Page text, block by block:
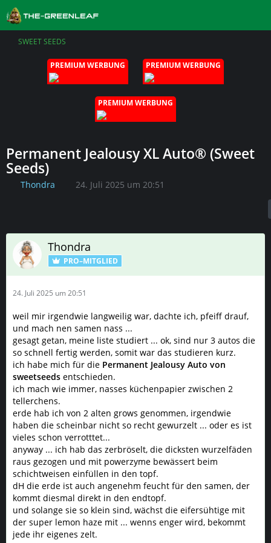
SWEET SEEDS
PREMIUM WERBUNG PREMIUM WERBUNG
PREMIUM WERBUNG
Permanent Jealousy XL Auto® (Sweet
Seeds)
Thondra 24. Juli 2025 um 20:51
Thondra
PRO–MITGLIED
24. Juli 2025 um 20:51
weil mir irgendwie langweilig war, dachte ich, pfeiff drauf,
und mach nen samen nass ...
gesagt getan, meine liste studiert ... ok, sind nur 3 autos die
so schnell fertig werden, somit war das studieren kurz.
ich habe mich für die Permanent Jealousy Auto von
sweetseeds entschieden.
ich mach wie immer, nasses küchenpapier zwischen 2
tellerchens.
erde hab ich von 2 alten grows genommen, irgendwie
haben die scheinbar nicht so recht gewurzelt ... oder es ist
vieles schon verrotttet...
anyway ... ich hab das zerbröselt, die dicksten wurzelfäden
raus gezogen und mit powerzyme bewässert beim
schichtweisen einfüllen in den topf.
dH die erde ist auch angenehm feucht für den samen, der
kommt diesmal direkt in den endtopf.
und solange sie so klein sind, wächst die eifersühtige mit
der super lemon haze mit ... wenns enger wird, bekommt
jede ihr eigenes zelt.